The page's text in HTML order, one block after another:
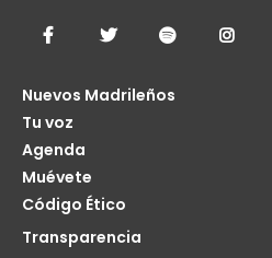
Nuevos Madrileños
Tu voz
Agenda
Muévete
Código Ético
Transparencia